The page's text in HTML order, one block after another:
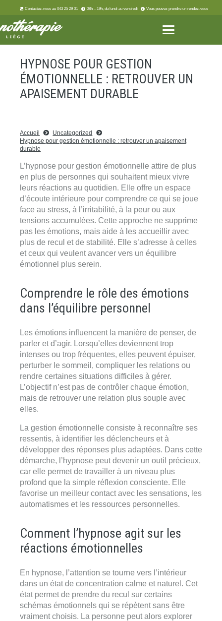
Contactez-nous au 043 25 29 01 08h – 19h, du lundi au vendredi Vous pouvez prendre un rendez-vous
HYPNOSE POUR GESTION
ÉMOTIONNELLE : RETROUVER UN
APAISEMENT DURABLE
Accueil
Uncategorized
Hypnose pour gestion émotionnelle : retrouver un apaisement
durable
L’hypnose pour gestion émotionnelle attire de plus
en plus de personnes qui souhaitent mieux vivre
leurs réactions au quotidien. Elle offre un espace
d’écoute intérieure pour comprendre ce qui se joue
face au stress, à l’irritabilité, à la peur ou aux
tensions accumulées. Cette approche ne supprime
pas les émotions, mais aide à les accueillir avec
plus de recul et de stabilité. Elle s’adresse à celles
et ceux qui veulent avancer vers un équilibre
émotionnel plus serein.
Comprendre le rôle des émotions
dans l’équilibre personnel
Les émotions influencent la manière de penser, de
parler et d’agir. Lorsqu’elles deviennent trop
intenses ou trop fréquentes, elles peuvent épuiser,
perturber le sommeil, compliquer les relations ou
rendre certaines situations difficiles à gérer.
L’objectif n’est pas de contrôler chaque émotion,
mais de retrouver une relation plus souple avec
elles.
La gestion émotionnelle consiste à reconnaître ses
ressentis, à identifier les déclencheurs et à
développer des réponses plus adaptées. Dans cette
démarche, l’hypnose peut devenir un outil précieux,
car elle permet de travailler à un niveau plus
profond que la simple réflexion consciente. Elle
favorise un meilleur contact avec les sensations, les
automatismes et les ressources personnelles.
Comment l’hypnose agit sur les
réactions émotionnelles
En hypnose, l’attention se tourne vers l’intérieur
dans un état de concentration calme et naturel. Cet
état permet de prendre du recul sur certains
schémas émotionnels qui se répètent sans être
vraiment choisis. La personne peut alors explorer